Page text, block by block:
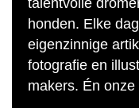
talentvolle
honden. Elke
eigenzinnige
fotografie en
makers. Én